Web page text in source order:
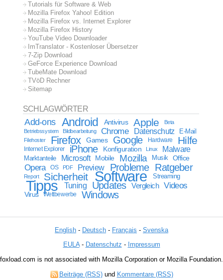
Tutorials für Software & Web
Mozilla Firefox Yahoo! Edition
Mozilla Firefox vs. Internet Explorer
Mozilla Firefox History
YouTube Video Downloader
ImTranslator - Kostenloser Übersetzer
7-Zip Download
GeForce Experience Download
TubeMate Download
TVöD Rechner
Sitemap
SCHLAGWÖRTER
Add-ons Android Antivirus Apple
Beta
Betriebssystem
Bildbearbeitung Chrome Datenschutz E-Mail
Filehoster Firefox Games Google Hardware Hilfe
Internet Explorer iPhone Konfiguration Linux Malware
Marktanteile Microsoft Mobile Mozilla Musik Office
Opera OS PDF Preview Probleme Ratgeber
Report Sicherheit Software Streaming
Tipps Tuning Updates Vergleich Videos
Virus Wettbewerbe Windows
English - Deutsch - Français - Svenska
EULA- Datenschutz - Impressum
foxload.com is not associated with Mozilla Corporation or Mozilla Foundation.
Beiträge (RSS)und Kommentare (RSS)